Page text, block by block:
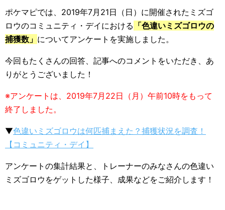
ポケマピでは、2019年7月21日（日）に開催されたミズゴ
ロウのコミュニティ・デイにおける 「色違いミズゴロウの
捕獲数」 についてアンケートを実施しました。
今回もたくさんの回答、記事へのコメントをいただき、あ
りがとうございました！
※アンケートは、2019年7月22日（月）午前10時をもって
終了しました。
▼色違いミズゴロウは何匹捕まえた？捕獲状況を調査！
【コミュニティ・デイ】
アンケートの集計結果と、トレーナーのみなさんの色違い
ミズゴロウをゲットした様子、成果などをご紹介します！